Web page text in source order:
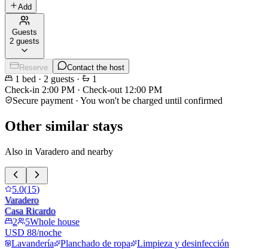
Add
Guests
2 guests
Reserve Contact the host
1 bed · 2 guests ·
1
Check-in 2:00 PM · Check-out 12:00 PM
Secure payment · You won't be charged until confirmed
Other similar stays
Also in Varadero and nearby
5.0(15)
Varadero
Casa Ricardo
2
5Whole house
USD 88/noche
Lavandería
Planchado de ropa Limpieza y desinfección